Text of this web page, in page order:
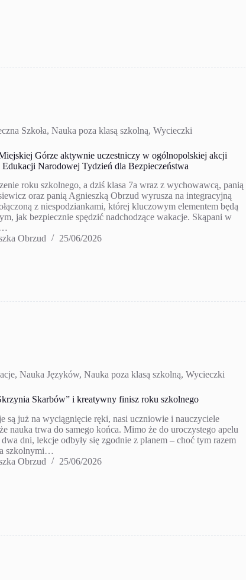
Szkoła, Nauka poza klasą szkolną, Wycieczki
Górze aktywnie uczestniczy w ogólnopolskiej akcji
Narodowej Tydzień dla Bezpieczeństwa
roku szkolnego, a dziś klasa 7a wraz z wychowawcą, panią
oraz panią Agnieszką Obrzud wyrusza na integracyjną
z niespodziankami, której kluczowym elementem będą
jak bezpiecznie spędzić nadchodzące wakacje. Skąpani w
Obrzud
25/06/2026
, Nauka Języków, Nauka poza klasą szkolną, Wycieczki
Skarbów” i kreatywny finisz roku szkolnego
są już na wyciągnięcie ręki, nasi uczniowie i nauczyciele
nauka trwa do samego końca. Mimo że do uroczystego apelu
dni, lekcje odbyły się zgodnie z planem – choć tym razem
szkolnymi…
Obrzud
25/06/2026